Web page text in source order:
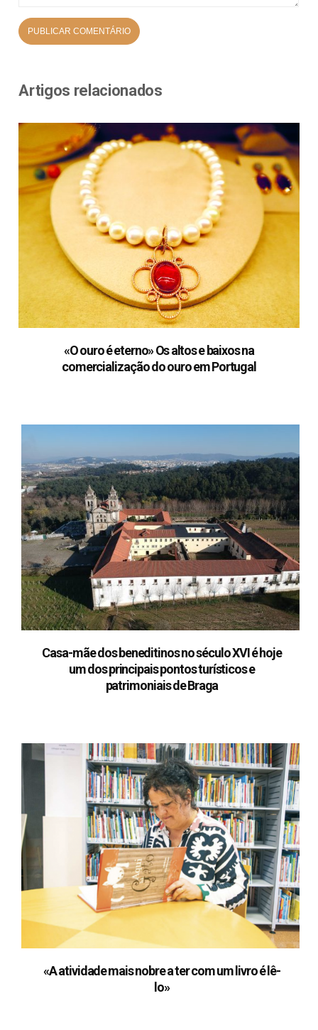
Artigos relacionados
«O ouro é eterno» Os altos e baixos na
comercialização do ouro em Portugal
Casa-mãe dos beneditinos no século XVI é hoje
um dos principais pontos turísticos e
patrimoniais de Braga
«A atividade mais nobre a ter com um livro é lê-
lo»